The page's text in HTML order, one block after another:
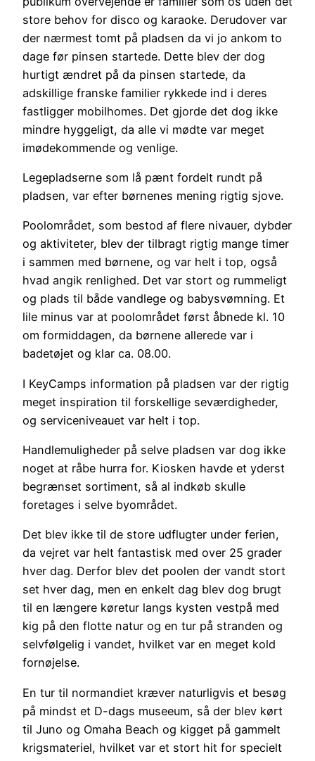
store behov for disco og karaoke. Derudover var
der nærmest tomt på pladsen da vi jo ankom to
dage før pinsen startede. Dette blev der dog
hurtigt ændret på da pinsen startede, da
adskillige franske familier rykkede ind i deres
fastligger mobilhomes. Det gjorde det dog ikke
mindre hyggeligt, da alle vi mødte var meget
imødekommende og venlige.
Legepladserne som lå pænt fordelt rundt på
pladsen, var efter børnenes mening rigtig sjove.
Poolområdet, som bestod af flere nivauer, dybder
og aktiviteter, blev der tilbragt rigtig mange timer
i sammen med børnene, og var helt i top, også
hvad angik renlighed. Det var stort og rummeligt
og plads til både vandlege og babysvømning. Et
lile minus var at poolområdet først åbnede kl. 10
om formiddagen, da børnene allerede var i
badetøjet og klar ca. 08.00.
I KeyCamps information på pladsen var der rigtig
meget inspiration til forskellige seværdigheder,
og serviceniveauet var helt i top.
Handlemuligheder på selve pladsen var dog ikke
noget at råbe hurra for. Kiosken havde et yderst
begrænset sortiment, så al indkøb skulle
foretages i selve byområdet.
Det blev ikke til de store udflugter under ferien,
da vejret var helt fantastisk med over 25 grader
hver dag. Derfor blev det poolen der vandt stort
set hver dag, men en enkelt dag blev dog brugt
til en længere køretur langs kysten vestpå med
kig på den flotte natur og en tur på stranden og
selvfølgelig i vandet, hvilket var en meget kold
fornøjelse.
En tur til normandiet kræver naturligvis et besøg
på mindst et D-dags museeum, så der blev kørt
til Juno og Omaha Beach og kigget på gammelt
krigsmateriel, hvilket var et stort hit for specielt